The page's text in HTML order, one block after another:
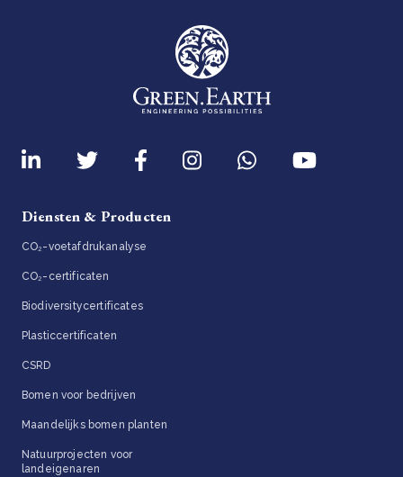
Diensten & Producten
CO₂-voetafdrukanalyse
CO₂-certificaten
Biodiversitycertificates
Plasticcertificaten
CSRD
Bomen voor bedrijven
Maandelijks bomen planten
Natuurprojecten voor
landeigenaren